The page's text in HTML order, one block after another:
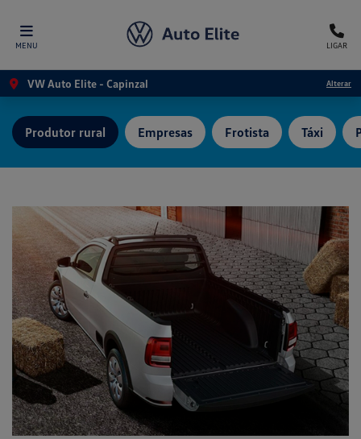
MENU LIGAR
VW Auto Elite - Capinzal Alterar
Empresas Frotista Táxi
Produtor rural